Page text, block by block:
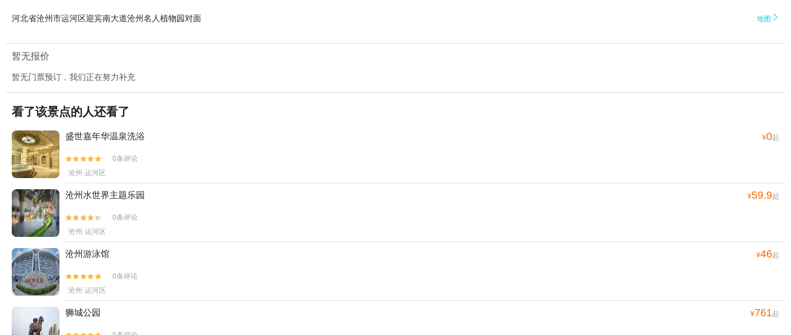
河北省沧州市运河区迎宾南大道沧州名人植物园对面 地图 
暂无报价
暂无门票预订，我们正在努力补充
看了该景点的人还看了
盛世嘉年华温泉洗浴 ¥0起


0条评论
沧州·运河区
沧州水世界主题乐园 ¥59.9起


0条评论
沧州·运河区
沧州游泳馆 ¥46起


0条评论
沧州·运河区
狮城公园 ¥761起